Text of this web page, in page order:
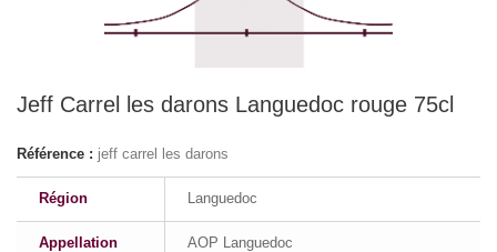
Jeff Carrel les darons Languedoc rouge 75cl
Référence : jeff carrel les darons
Région Languedoc
Appellation AOP Languedoc